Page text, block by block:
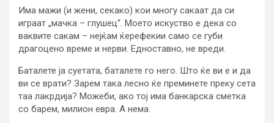
Има мажи (и жени, секако) кои многу сакаат да си
играат „мачка – глушец“. Моето искуство е дека со
ваквите сакам – нејќам ќерефекии само се губи
драгоцено време и нерви. Едноставно, не вреди.
Баталете ја суетата, баталете го него. Што ќе ви е и да
ви се врати? Зарем така лесно ќе преминете преку сета
таа лакрдија? Можеби, ако тој има банкарска сметка
со барем, милион евра. А нема.